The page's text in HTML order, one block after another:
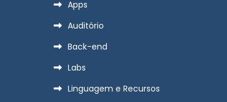
Apps
Auditório
Back-end
Labs
Linguagem e Recursos